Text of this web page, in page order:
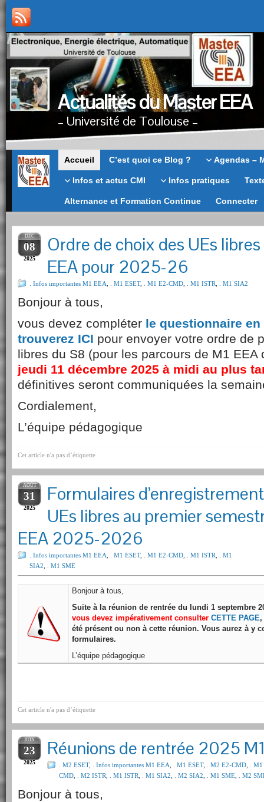
Actualités du Master EEA
– Université de Toulouse –
Master
EEA
Accueil C’est quoi ce Blog ? Agendas –
Infos et actus CMI Infos pratiques
Alternance et Formation Continue Connecter
DÉC
08
2025
Ordre de choix des UEs
EEA pour 2025-26
. Infos importantes M1 EEA . M1 ESET, . M1 E2-CMD . M1 ISTR . M1 SIA2
Bonjour à tous,
vous devez compléter le questionnaire
trouverez ICI pour envoyer votre ordre de
libres du S8 (pour les parcours de M1
jeudi 11 décembre 2025 à midi au plus
définitives seront communiquées la
Cordialement,
L’équipe pédagogique
Cet article n'a pas d’étiquette
AOÛT
31
2025
Formulaires
UEs libres au premier
EEA 2025-2026
. Infos importantes M1 EEA . M1 ESET, . M1 E2-CMD . M1 ISTR
. M1
SIA2
. M1 SME
Bonjour à tous,
Suite à la réunion de rentrée du lundi 1 septembre
vous devez impérativement consulter CETTE PAGE,
été présent ou non à cette réunion. Vous aurez à y
formulaires.
L’équipe pédagogique
Cet article n'a pas d’étiquette
JUIN
23
2025
Réunions de rentrée 2025
. M2 ESET, . Infos importantes M1 EEA . M1 ESET, . M2 E2-CMD
.
CMD
. M2 ISTR . M1 ISTR . M1 SIA2 . M2 SIA2 . M1 SME . M2
Bonjour à tous,